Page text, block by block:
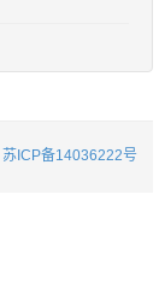
苏ICP备14036222号